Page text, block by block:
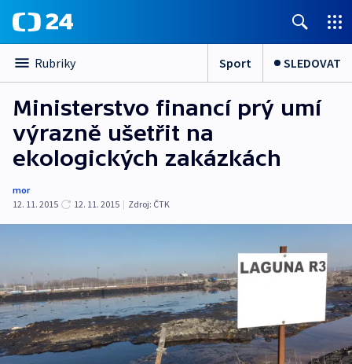
Rubriky Sport SLEDOVAT
Ministerstvo financí prý umí
výrazně ušetřit na
ekologických zakázkách
mor
12. 11. 2015
12. 11. 2015 | Zdroj: ČTK